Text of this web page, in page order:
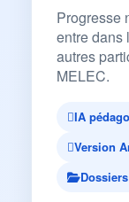
Progresse
entre dans
autres
MELEC.
IA
Version